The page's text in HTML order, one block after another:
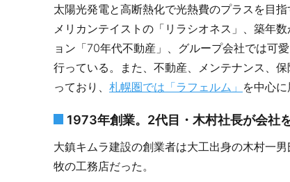
太陽光発電と高断熱化で光熱費のプラスを目
メリカンテイストの「リラシオネス」、築年
ョン「70年代不動産」、グループ会社では可
行っている。また、不動産、メンテナンス、
っており、 札幌圏では「ラフェルム」 を中心に
1973年創業。2代目・木村社長が会社
大鎮キムラ建設の創業者は大工出身の木村一
牧の工務店だった。